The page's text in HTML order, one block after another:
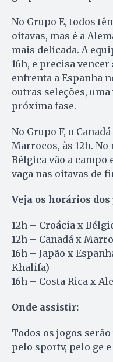
No Grupo E, todos
oitavas, mas é a
mais delicada. A
16h, e precisa vencer
enfrenta a Espanha
outras seleções,
próxima fase.
No Grupo F, o
Marrocos, às 12h.
Bélgica vão a campo
vaga nas oitavas de
Veja os horários
12h – Croácia x
12h – Canadá x
16h – Japão x
Khalifa)
16h – Costa Rica x
Onde assistir:
Todos os jogos
pelo sportv, pelo ge